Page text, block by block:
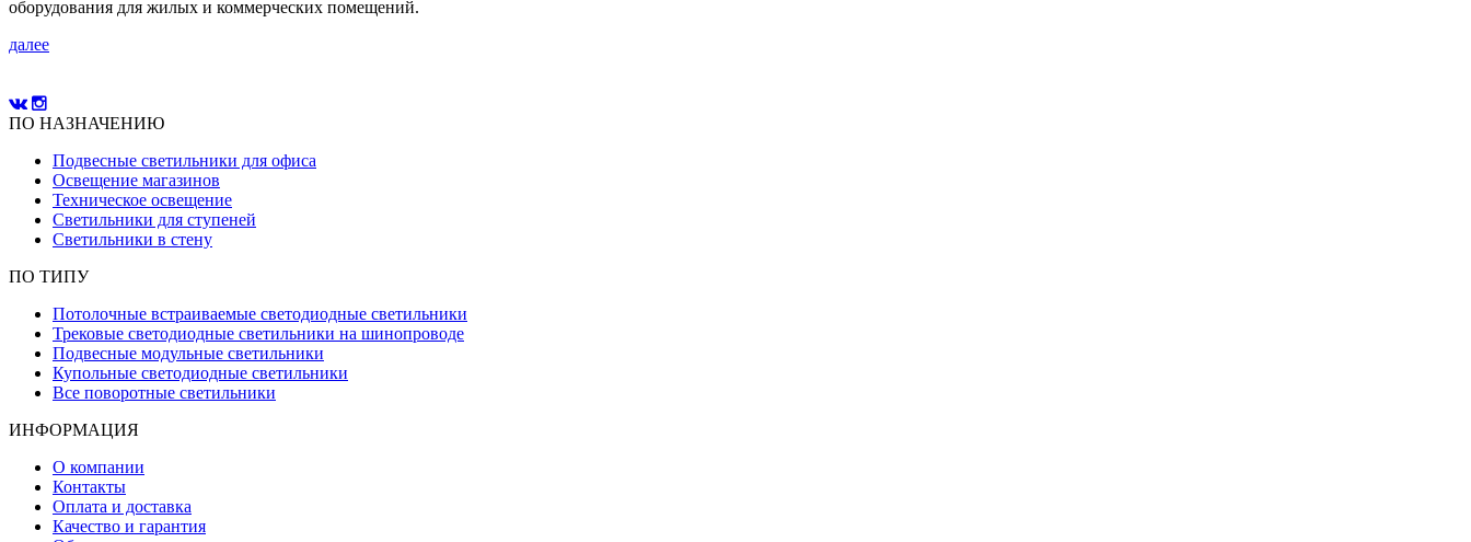
оборудования для жилых и коммерческих помещений.
далее
ПО НАЗНАЧЕНИЮ
Подвесные светильники для офиса
Освещение магазинов
Техническое освещение
Светильники для ступеней
Светильники в стену
ПО ТИПУ
Потолочные встраиваемые светодиодные светильники
Трековые светодиодные светильники на шинопроводе
Подвесные модульные светильники
Купольные светодиодные светильники
Все поворотные светильники
ИНФОРМАЦИЯ
О компании
Контакты
Оплата и доставка
Качество и гарантия